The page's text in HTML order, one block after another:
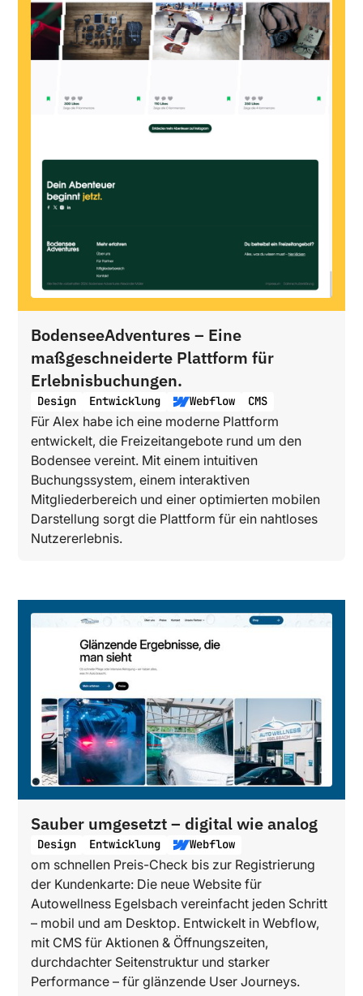
BodenseeAdventures – Eine
maßgeschneiderte Plattform für
Erlebnisbuchungen.
Design Entwicklung Webflow CMS
Für Alex habe ich eine moderne Plattform
entwickelt, die Freizeitangebote rund um den
Bodensee vereint. Mit einem intuitiven
Buchungssystem, einem interaktiven
Mitgliederbereich und einer optimierten mobilen
Darstellung sorgt die Plattform für ein nahtloses
Nutzererlebnis.‍
Sauber umgesetzt – digital wie analog
Design Entwicklung Webflow
om schnellen Preis-Check bis zur Registrierung
der Kundenkarte: Die neue Website für
Autowellness Egelsbach vereinfacht jeden Schritt
– mobil und am Desktop. Entwickelt in Webflow,
mit CMS für Aktionen & Öffnungszeiten,
durchdachter Seitenstruktur und starker
Performance – für glänzende User Journeys.